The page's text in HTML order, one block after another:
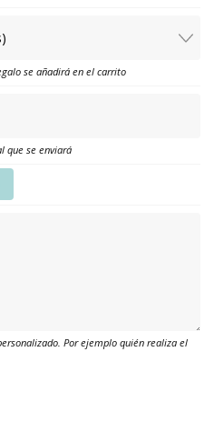
se añadirá en el carrito
que se enviará
Por ejemplo quién realiza el